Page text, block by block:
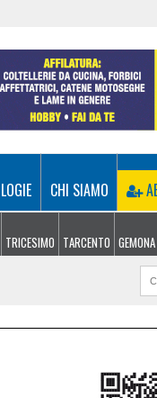
CHI SIAMO
TRICESIMO TARCENTO